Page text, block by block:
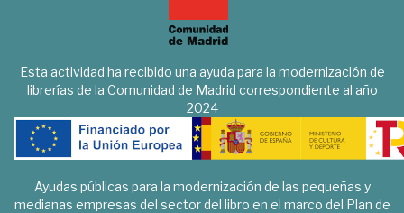
Esta actividad ha recibido una ayuda para la modernización de
librerías de la Comunidad de Madrid correspondiente al año
2024
Ayudas públicas para la modernización de las pequeñas y
medianas empresas del sector del libro en el marco del Plan de